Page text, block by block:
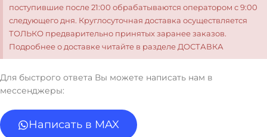
поступившие после 21:00 обрабатываются оператором с 9:00
следующего дня. Круглосуточная доставка осуществляется
ТОЛЬКО предварительно принятых заранее заказов.
Подробнее о доставке читайте в разделе ДОСТАВКА
Для быстрого ответа Вы можете написать нам в
мессенджеры:
Написать в MAX